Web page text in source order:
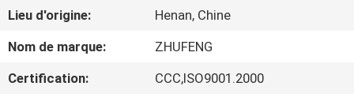
AU
SUJET
DE
Lieu d'origine:
Henan, Chine
Nom de marque:
ZHUFENG
Certification:
CCC,ISO9001.2000